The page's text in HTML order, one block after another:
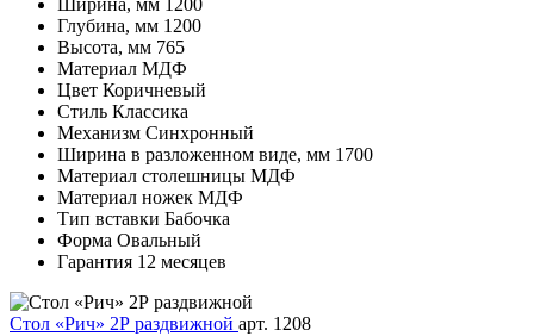
Ширина, мм
1200
Глубина, мм 1200
Высота, мм 765
Материал МДФ
Цвет Коричневый
Стиль Классика
Механизм Синхронный
Ширина в разложенном виде, мм 1700
Материал столешницы МДФ
Материал ножек МДФ
Тип вставки Бабочка
Форма Овальный
Гарантия 12 месяцев
Стол «Рич» 2Р раздвижной арт. 1208